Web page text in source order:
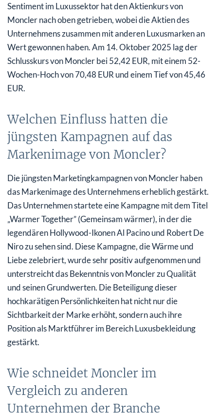
Sentiment im Luxussektor hat den Aktienkurs von
Moncler nach oben getrieben, wobei die Aktien des
Unternehmens zusammen mit anderen Luxusmarken an
Wert gewonnen haben. Am 14. Oktober 2025 lag der
Schlusskurs von Moncler bei 52,42 EUR, mit einem 52-
Wochen-Hoch von 70,48 EUR und einem Tief von 45,46
EUR.
Welchen Einfluss hatten die
jüngsten Kampagnen auf das
Markenimage von Moncler?
Die jüngsten Marketingkampagnen von Moncler haben
das Markenimage des Unternehmens erheblich gestärkt.
Das Unternehmen startete eine Kampagne mit dem Titel
„Warmer Together” (Gemeinsam wärmer), in der die
legendären Hollywood-Ikonen Al Pacino und Robert De
Niro zu sehen sind. Diese Kampagne, die Wärme und
Liebe zelebriert, wurde sehr positiv aufgenommen und
unterstreicht das Bekenntnis von Moncler zu Qualität
und seinen Grundwerten. Die Beteiligung dieser
hochkarätigen Persönlichkeiten hat nicht nur die
Sichtbarkeit der Marke erhöht, sondern auch ihre
Position als Marktführer im Bereich Luxusbekleidung
gestärkt.
Wie schneidet Moncler im
Vergleich zu anderen
Unternehmen der Branche